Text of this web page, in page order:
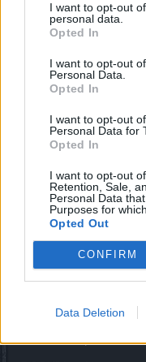
I want to opt-out
personal data.
Opted In
I want to opt-out
Personal Data.
Opted In
I want to opt-out
Personal Data for
Opted In
I want to opt-out
Retention, Sale,
Personal Data
Purposes for
Opted Out
CONFIRM
Data Deletion
моего не сильного пара)
MENTOLlikes this.
MENTOLLiving Forum
Nepik said:↑
Стало так...
Click to expand...
у меня немного по